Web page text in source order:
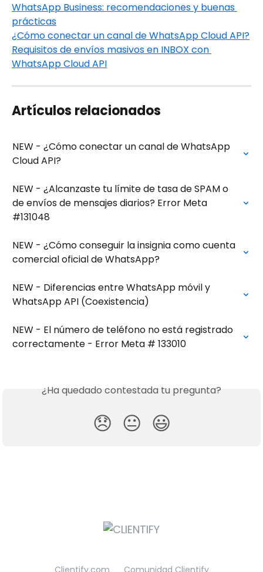
WhatsApp Business: recomendaciones y buenas
prácticas
¿Cómo conectar un canal de WhatsApp Cloud API?
Requisitos de envíos masivos en INBOX con
WhatsApp Cloud API
Artículos relacionados
NEW - ¿Cómo conectar un canal de WhatsApp
Cloud API?
NEW - ¿Alcanzaste tu límite de tasa de SPAM o
de envíos de mensajes diarios? Error Meta
#131048
NEW - ¿Cómo conseguir la insignia como cuenta
comercial oficial de WhatsApp?
NEW - Diferencias entre WhatsApp móvil y
WhatsApp API (Coexistencia)
NEW - El número de teléfono no está registrado
correctamente - Error Meta # 133010
¿Ha quedado contestada tu pregunta?
😞 😐 😃